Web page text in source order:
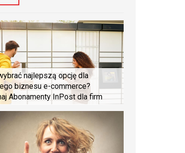
najlepszą opcję dla
biznesu e-commerce?
Abonamenty InPost dla firm